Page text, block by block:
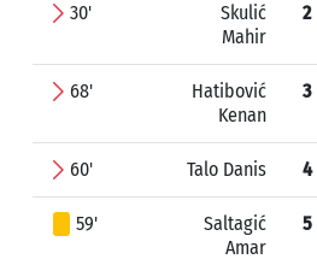
30'
Skulić
Mahir
2
68'
Hatibović
Kenan
3
60' Talo Danis 4
59'
Saltagić
Amar
5